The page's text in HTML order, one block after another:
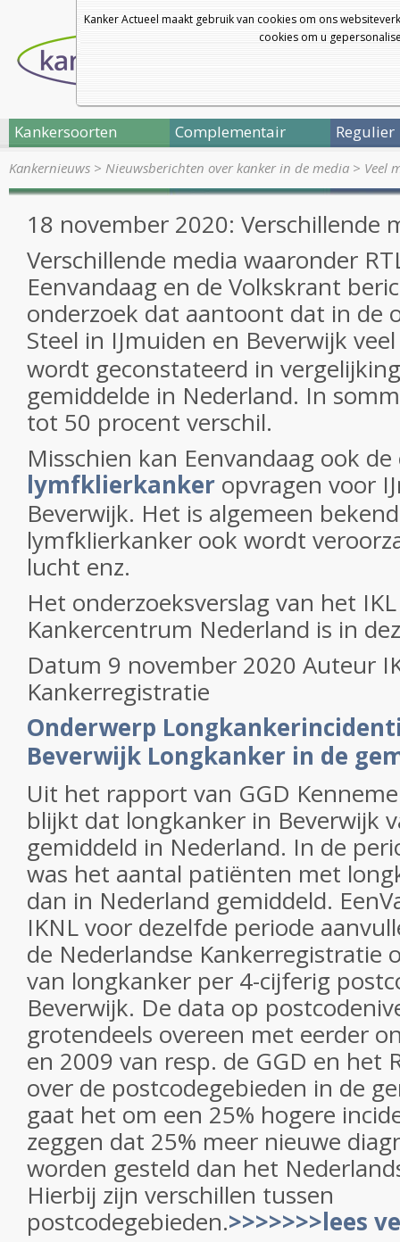
Kanker Actueel maakt gebruik van cookies om ons
cookies om u
Kankersoorten Complementair Regulier
Kankernieuws > Nieuwsberichten over kanker in de media > Veel
18 november 2020: Verschillende
Verschillende media waaronder
Eenvandaag en de Volkskrant
onderzoek dat aantoont dat in de
Steel in IJmuiden en Beverwijk
wordt geconstateerd in
gemiddelde in Nederland. In
tot 50 procent verschil.
Misschien kan Eenvandaag ook
lymfklierkanker opvragen voor
Beverwijk. Het is algemeen
lymfklierkanker ook wordt
lucht enz.
Het onderzoeksverslag van het
Kankercentrum Nederland is in
Datum 9 november 2020 Auteur
Kankerregistratie
Onderwerp
Beverwijk Longkanker in de
Uit het rapport van GGD
blijkt dat longkanker in Beverwijk
gemiddeld in Nederland. In de
was het aantal patiënten met
dan in Nederland gemiddeld.
IKNL voor dezelfde periode
de Nederlandse Kankerregistratie
van longkanker per 4-cijferig
Beverwijk. De data op
grotendeels overeen met eerder
en 2009 van resp. de GGD en het
over de postcodegebieden in de
gaat het om een 25% hogere
zeggen dat 25% meer nieuwe
worden gesteld dan het
Hierbij zijn verschillen tussen
postcodegebieden.>>>>>>>lees